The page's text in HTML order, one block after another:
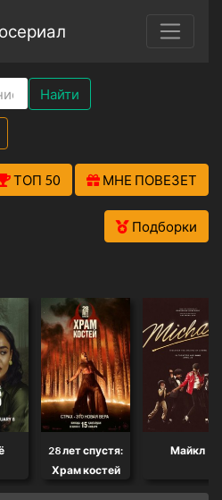
Найти
ТОП 50 МНЕ ПОВЕЗЕТ
Подборки
28 лет спустя:
Храм костей
Майкл